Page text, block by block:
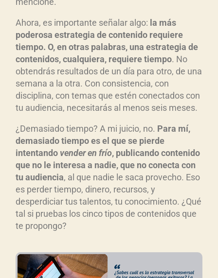
Ahora, es importante señalar algo: la más
poderosa estrategia de contenido requiere
tiempo. O, en otras palabras, una estrategia de
contenidos, cualquiera, requiere tiempo. No
obtendrás resultados de un día para otro, de una
semana a la otra. Con consistencia, con
disciplina, con temas que estén conectados con
tu audiencia, necesitarás al menos seis meses.
¿Demasiado tiempo? A mi juicio, no. Para mí,
demasiado tiempo es el que se pierde
intentando vender en frío, publicando contenido
que no le interesa a nadie, que no conecta con
tu audiencia, al que nadie le saca provecho. Eso
es perder tiempo, dinero, recursos, y
desperdiciar tus talentos, tu conocimiento. ¿Qué
tal si pruebas los cinco tipos de contenidos que
te propongo?